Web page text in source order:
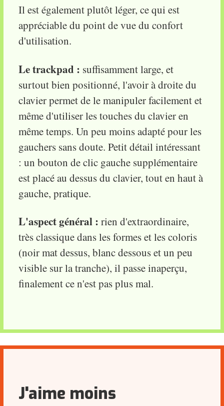
Il est également plutôt léger, ce qui est
appréciable du point de vue du confort
d'utilisation.
Le trackpad : suffisamment large, et
surtout bien positionné, l'avoir à droite du
clavier permet de le manipuler facilement et
même d'utiliser les touches du clavier en
même temps. Un peu moins adapté pour les
gauchers sans doute. Petit détail intéressant
: un bouton de clic gauche supplémentaire
est placé au dessus du clavier, tout en haut à
gauche, pratique.
L'aspect général : rien d'extraordinaire,
très classique dans les formes et les coloris
(noir mat dessus, blanc dessous et un peu
visible sur la tranche), il passe inaperçu,
finalement ce n'est pas plus mal.
J'aime moins